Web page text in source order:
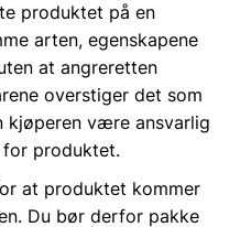
produktet på en
arten, egenskapene
at angreretten
overstiger det som
kjøperen være ansvarlig
produktet.
at produktet kommer
Du bør derfor pakke